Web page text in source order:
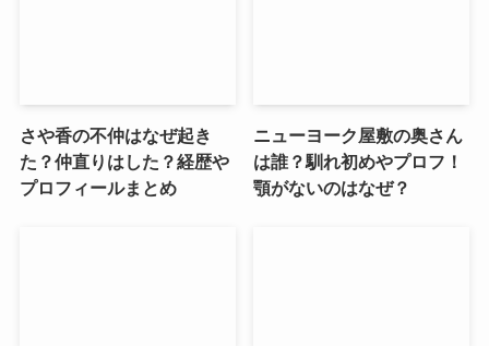
さや香の不仲はなぜ起き
た？仲直りはした？経歴や
プロフィールまとめ
ニューヨーク屋敷の奥さん
は誰？馴れ初めやプロフ！
顎がないのはなぜ？